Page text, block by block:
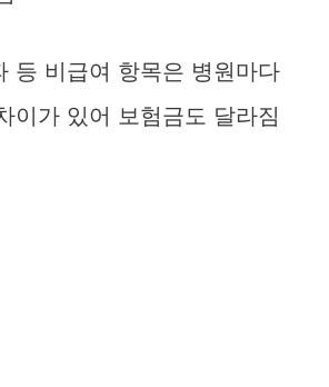
등 비급여 항목은 병원마다
이가 있어 보험금도 달라짐